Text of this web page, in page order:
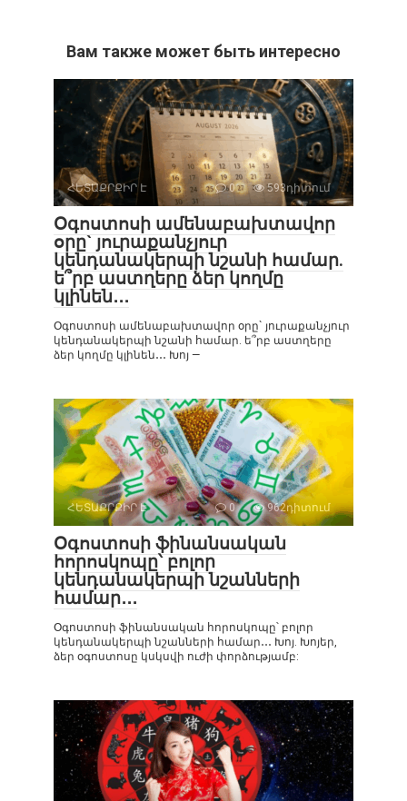
Вам также может быть интересно
ՀԵՏԱՔՐՔԻՐ Է 0 593դիտում
Օգոստոսի ամենաբախտավոր
օրը` յուրաքանչյուր
կենդանակերպի նշանի համար.
ե՞րբ աստղերը ձեր կողմը
կլինեն․․․
Օգոստոսի ամենաբախտավոր օրը` յուրաքանչյուր
կենդանակերպի նշանի համար. ե՞րբ աստղերը
ձեր կողմը կլինեն․․․ Խոյ —
ՀԵՏԱՔՐՔԻՐ Է 0 962դիտում
Օգոստոսի ֆինանսական
հորոսկոպը՝ բոլոր
կենդանակերպի նշանների
համար․․․
Օգոստոսի ֆինանսական հորոսկոպը՝ բոլոր
կենդանակերպի նշանների համար․․․ Խոյ. Խոյեր,
ձեր օգոստոսը կսկսվի ուժի փորձությամբ: